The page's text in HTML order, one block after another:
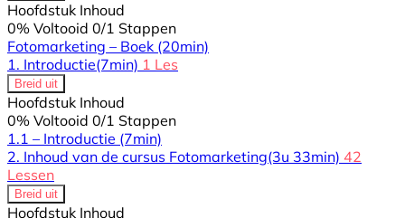
Hoofdstuk Inhoud
0% Voltooid 0/1 Stappen
Fotomarketing – Boek (20min)
1. Introductie(7min) 1 Les
Breid uit
Hoofdstuk Inhoud
0% Voltooid 0/1 Stappen
1.1 – Introductie (7min)
2. Inhoud van de cursus Fotomarketing(3u 33min) 42
Lessen
Breid uit
Hoofdstuk Inhoud